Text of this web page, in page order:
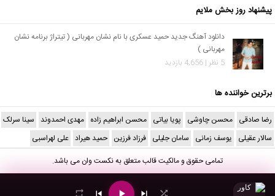
پیشنهاد روز بخش ملایم
دانلود آهنگ جدید حمید عسکری با نام نشان مهربانی ( تیتراژ برنامه نشان
مهربانی )
5 نظر | 4,656 بازدید
برترین خواننده ها
رضا صادقی محسن چاوشی پویا بیاتی محسن ابراهیم زاده مهدی احمدوند سینا سرلک
سالار عقیلی یوسف زمانی سامان جلیلی فرزاد فرزین حمید هیراد علی لهراسبی
تمامی حقوق و مالکیت قالب متعلق بهنکست وانمی باشد.